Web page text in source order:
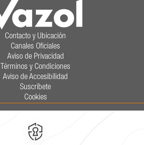
Contacto y Ubicación
Canales Oficiales
Aviso de Privacidad
Términos y Condiciones
Aviso de Accesibilidad
Suscríbete
Cookies
General Mariano Escobedo
11590,